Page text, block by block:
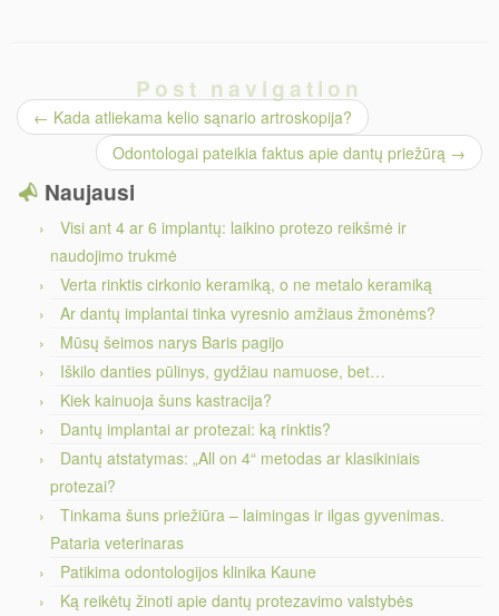
Post navigation
← Kada atliekama kelio sąnario artroskopija?
Odontologai pateikia faktus apie dantų priežūrą →
Naujausi
Visi ant 4 ar 6 implantų: laikino protezo reikšmė ir
naudojimo trukmė
Verta rinktis cirkonio keramiką, o ne metalo keramiką
Ar dantų implantai tinka vyresnio amžiaus žmonėms?
Mūsų šeimos narys Baris pagijo
Iškilo danties pūlinys, gydžiau namuose, bet…
Kiek kainuoja šuns kastracija?
Dantų implantai ar protezai: ką rinktis?
Dantų atstatymas: „All on 4“ metodas ar klasikiniais
protezai?
Tinkama šuns priežiūra – laimingas ir ilgas gyvenimas.
Pataria veterinaras
Patikima odontologijos klinika Kaune
Ką reikėtų žinoti apie dantų protezavimo valstybės